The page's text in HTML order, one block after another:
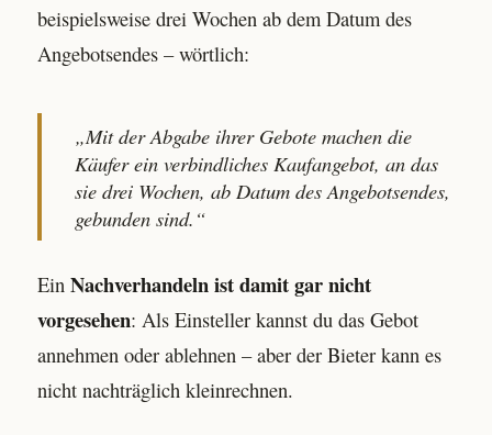
beispielsweise drei Wochen ab dem Datum des
Angebotsendes – wörtlich:
„Mit der Abgabe ihrer Gebote machen die
Käufer ein verbindliches Kaufangebot, an das
sie drei Wochen, ab Datum des Angebotsendes,
gebunden sind.“
Ein Nachverhandeln ist damit gar nicht
vorgesehen: Als Einsteller kannst du das Gebot
annehmen oder ablehnen – aber der Bieter kann es
nicht nachträglich kleinrechnen.